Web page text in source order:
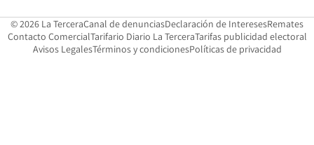
© 2026 La TerceraCanal de denunciasOpens in new window
Declaración de InteresesOpens in
Remates
Contacto ComercialOpens in new window
Tarifario Diario La TerceraOpens in new window
Tarifas publicidad electoral
Avisos LegalesOpens in new window
Términos y condicionesPolíticas de privacidad